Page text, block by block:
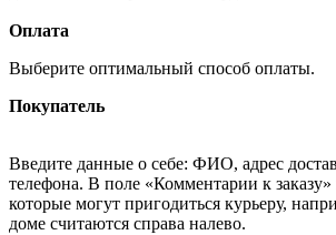
Оплата
Выберите оптимальный способ оплаты.
Покупатель
Введите данные о себе: ФИО, адрес
телефона. В поле «Комментарии к заказу»
которые могут пригодиться курьеру,
доме считаются справа налево.